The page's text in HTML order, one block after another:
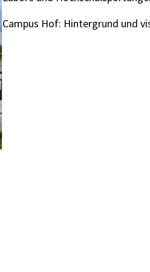
Campus Hof: Hintergrund und